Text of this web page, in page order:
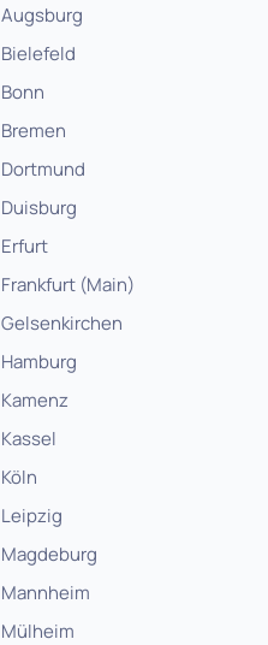
Augsburg
Bielefeld
Bonn
Bremen
Dortmund
Duisburg
Erfurt
Frankfurt (Main)
Gelsenkirchen
Hamburg
Kamenz
Kassel
Köln
Leipzig
Magdeburg
Mannheim
Mülheim